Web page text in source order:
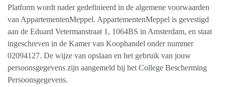
Platform wordt nader gedefinieerd in de algemene voorwaarden
van AppartementenMeppel. AppartementenMeppel is gevestigd
aan de Eduard Vetermanstraat 1, 1064BS in Amsterdam, en staat
ingeschreven in de Kamer van Koophandel onder nummer
02094127. De wijze van opslaan en het gebruik van jouw
persoonsgegevens zijn aangemeld bij het College Bescherming
Persoonsgegevens.